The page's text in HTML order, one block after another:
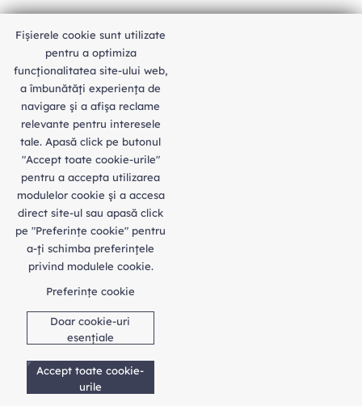
An unexpected error has occurred
Fișierele cookie sunt utilizate
pentru a optimiza
funcţionalitatea site-ului web,
a îmbunătăţi experienţa de
navigare şi a afişa reclame
relevante pentru interesele
tale. Apasă click pe butonul
"Accept toate cookie-urile"
pentru a accepta utilizarea
modulelor cookie şi a accesa
direct site-ul sau apasă click
pe "Preferințe cookie" pentru
a-ţi schimba preferinţele
privind modulele cookie.
Preferințe cookie
Doar cookie-uri
esențiale
Accept toate cookie-
urile